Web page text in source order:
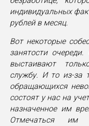
индивидуальных
рублей в месяц.
Вот некоторые
занятости
выстаивают
службу. И то из-за
обращающихся
состоят у нас на
назначенное им
Отмечаться им